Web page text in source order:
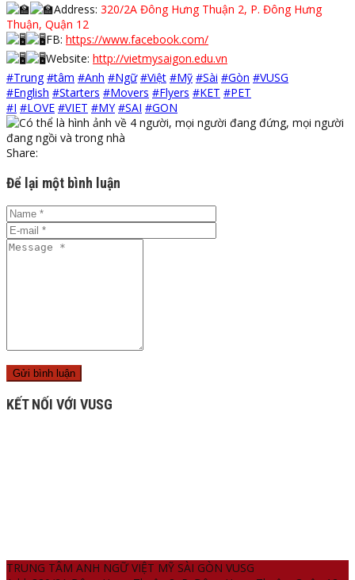
Address: 320/2A Đông Hưng Thuận 2, P. Đông Hưng
Thuận, Quận 12
FB: https://www.facebook.com/
Website: http://vietmysaigon.edu.vn
#Trung #tâm #Anh #Ngữ #Việt #Mỹ #Sài #Gòn #VUSG
#English #Starters #Movers #Flyers #KET #PET
#I #LOVE #VIET #MY #SAI #GON
Share:
Để lại một bình luận
KẾT NỐI VỚI VUSG
TRUNG TÂM ANH NGỮ VIỆT MỸ SÀI GÒN VUSG